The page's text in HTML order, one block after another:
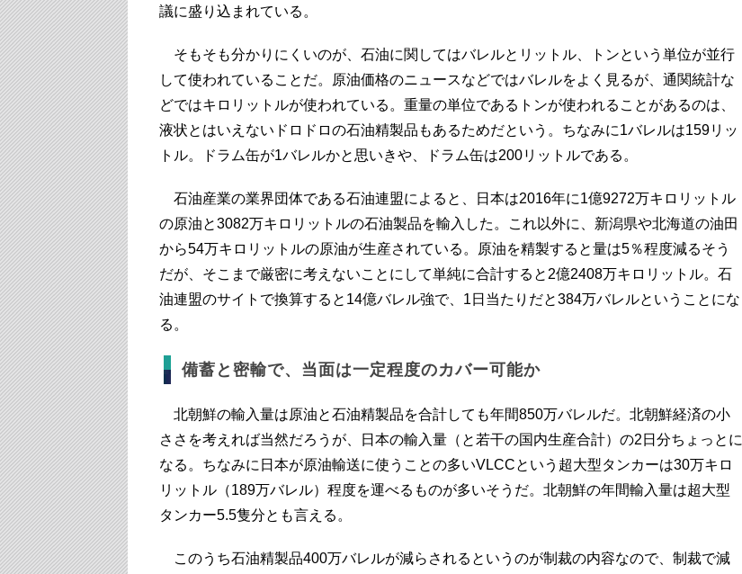
議に盛り込まれている。
そもそも分かりにくいのが、石油に関してはバレルとリットル、トンという単位が並行
して使われていることだ。原油価格のニュースなどではバレルをよく見るが、通関統計な
どではキロリットルが使われている。重量の単位であるトンが使われることがあるのは、
液状とはいえないドロドロの石油精製品もあるためだという。ちなみに1バレルは159リッ
トル。ドラム缶が1バレルかと思いきや、ドラム缶は200リットルである。
石油産業の業界団体である石油連盟によると、日本は2016年に1億9272万キロリットル
の原油と3082万キロリットルの石油製品を輸入した。これ以外に、新潟県や北海道の油田
から54万キロリットルの原油が生産されている。原油を精製すると量は5％程度減るそう
だが、そこまで厳密に考えないことにして単純に合計すると2億2408万キロリットル。石
油連盟のサイトで換算すると14億バレル強で、1日当たりだと384万バレルということにな
る。
備蓄と密輸で、当面は一定程度のカバー可能か
北朝鮮の輸入量は原油と石油精製品を合計しても年間850万バレルだ。北朝鮮経済の小
ささを考えれば当然だろうが、日本の輸入量（と若干の国内生産合計）の2日分ちょっとに
なる。ちなみに日本が原油輸送に使うことの多いVLCCという超大型タンカーは30万キロ
リットル（189万バレル）程度を運べるものが多いそうだ。北朝鮮の年間輸入量は超大型
タンカー5.5隻分とも言える。
このうち石油精製品400万バレルが減らされるというのが制裁の内容なので、制裁で減